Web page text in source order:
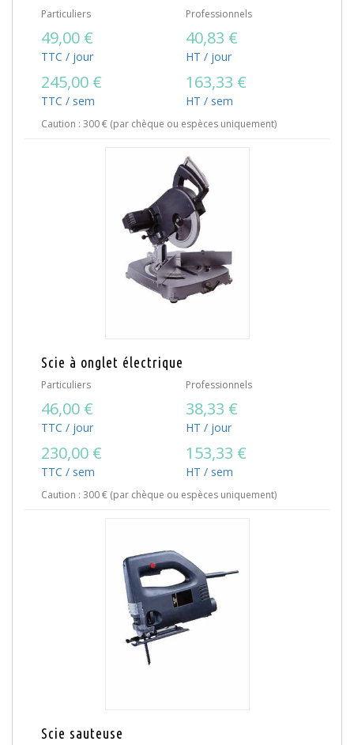
Particuliers
49,00 €
TTC / jour
245,00 €
TTC / sem
Professionnels
40,83 €
HT / jour
163,33 €
HT / sem
Caution : 300 € (par chèque ou espèces uniquement)
Scie à onglet électrique
Particuliers
46,00 €
TTC / jour
230,00 €
TTC / sem
Professionnels
38,33 €
HT / jour
153,33 €
HT / sem
Caution : 300 € (par chèque ou espèces uniquement)
Scie sauteuse